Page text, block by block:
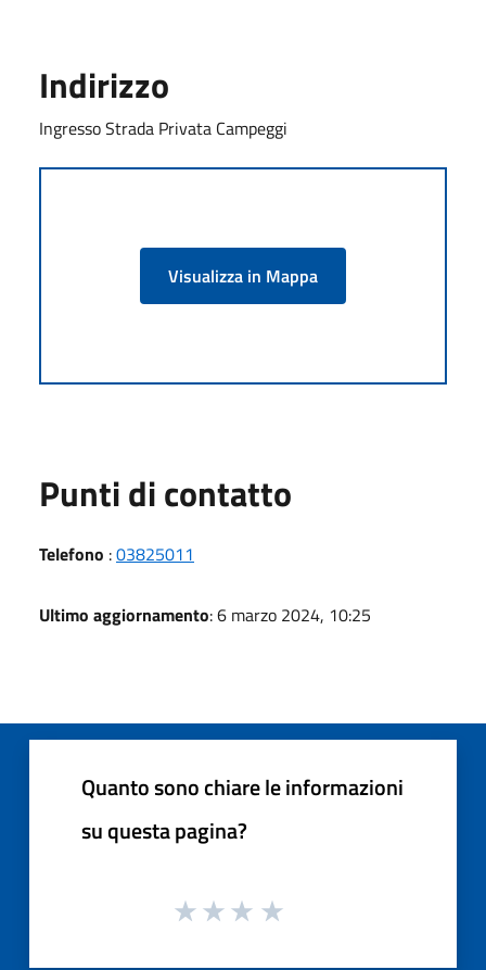
Indirizzo
Ingresso Strada Privata Campeggi
Visualizza in Mappa
Punti di contatto
Telefono :03825011
Ultimo aggiornamento: 6 marzo 2024, 10:25
Quanto sono chiare le informazioni
su questa pagina?